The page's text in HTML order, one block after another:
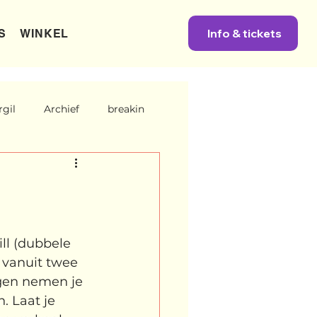
WINKEL Info & tickets
Archief breakin
Unbreakable
categorie
(dubbele
twee
nemen je
Laat je